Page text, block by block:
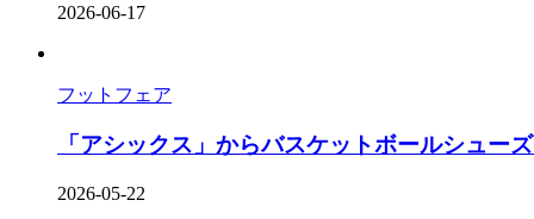
2026-06-17
フットフェア
「アシックス」からバスケットボールシュー
2026-05-22